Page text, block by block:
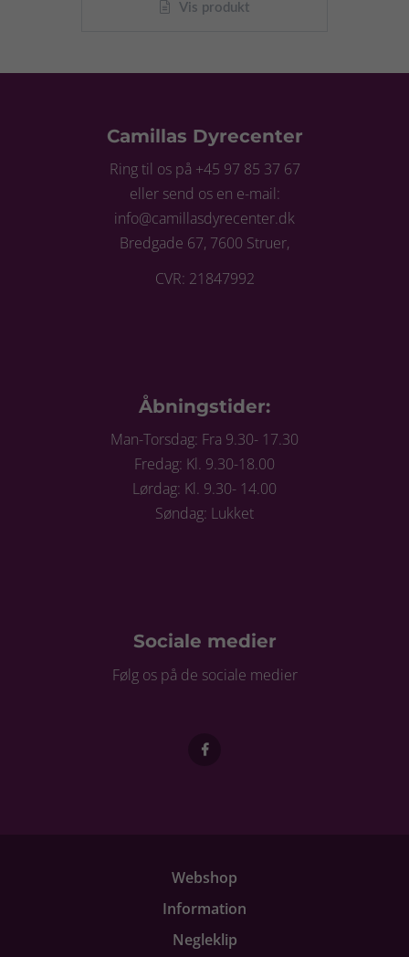
Vis produkt
Camillas Dyrecenter
Ring til os på +45 97 85 37 67
eller send os en e-mail:
info@camillasdyrecenter.dk
Bredgade 67, 7600 Struer,
CVR: 21847992
Åbningstider:
Man-Torsdag: Fra 9.30- 17.30
Fredag: Kl. 9.30-18.00
Lørdag: Kl. 9.30- 14.00
Søndag: Lukket
Sociale medier
Følg os på de sociale medier
Webshop
Information
Negleklip